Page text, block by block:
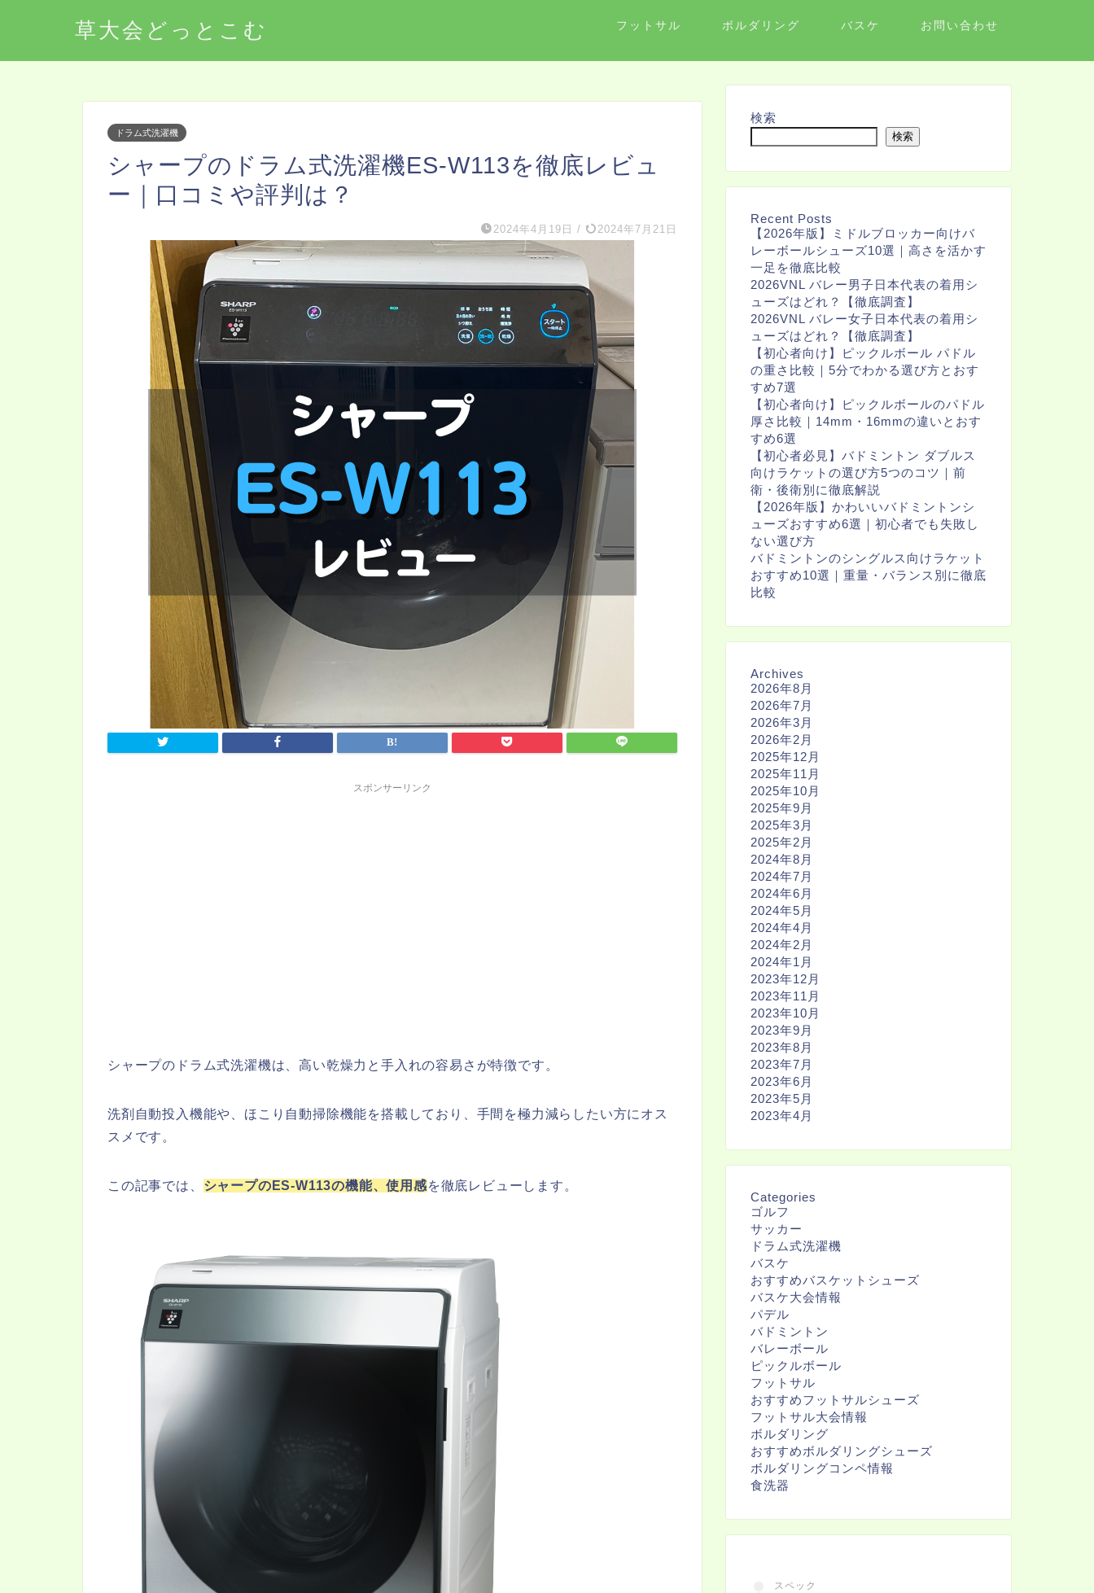
草大会どっとこむ フットサル ボルダリング バスケ お問い合わせ
ドラム式洗濯機
シャープのドラム式洗濯機ES-W113を徹底レビュ
ー｜口コミや評判は？
2024年4月19日 / 2024年7月21日
スポンサーリンク
シャープのドラム式洗濯機は、高い乾燥力と手入れの容易さが特徴です。
洗剤自動投入機能や、ほこり自動掃除機能を搭載しており、手間を極力減らしたい方にオス
スメです。
この記事では、 シャープのES-W113の機能、使用感を徹底レビューします。
検索
検索
Recent Posts
【2026年版】ミドルブロッカー向けバ
レーボールシューズ10選｜高さを活かす
一足を徹底比較
2026VNL バレー男子日本代表の着用シ
ューズはどれ？【徹底調査】
2026VNL バレー女子日本代表の着用シ
ューズはどれ？【徹底調査】
【初心者向け】ピックルボール パドル
の重さ比較｜5分でわかる選び方とおす
すめ7選
【初心者向け】ピックルボールのパドル
厚さ比較｜14mm・16mmの違いとおす
すめ6選
【初心者必見】バドミントン ダブルス
向けラケットの選び方5つのコツ｜前
衛・後衛別に徹底解説
【2026年版】かわいいバドミントンシ
ューズおすすめ6選｜初心者でも失敗し
ない選び方
バドミントンのシングルス向けラケット
おすすめ10選｜重量・バランス別に徹底
比較
Archives
2026年8月
2026年7月
2026年3月
2026年2月
2025年12月
2025年11月
2025年10月
2025年9月
2025年3月
2025年2月
2024年8月
2024年7月
2024年6月
2024年5月
2024年4月
2024年2月
2024年1月
2023年12月
2023年11月
2023年10月
2023年9月
2023年8月
2023年7月
2023年6月
2023年5月
2023年4月
Categories
ゴルフ
サッカー
ドラム式洗濯機
バスケ
おすすめバスケットシューズ
バスケ大会情報
パデル
バドミントン
バレーボール
ピックルボール
フットサル
おすすめフットサルシューズ
フットサル大会情報
ボルダリング
おすすめボルダリングシューズ
ボルダリングコンペ情報
食洗器
スペック